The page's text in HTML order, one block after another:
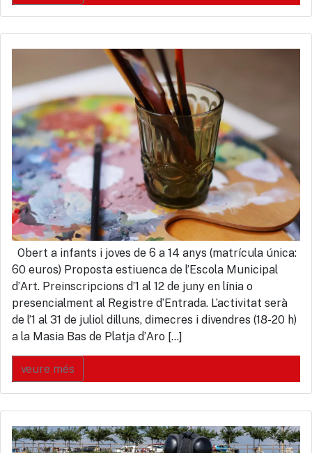
Obert a infants i joves de 6 a 14 anys (matrícula única:
60 euros) Proposta estiuenca de l’Escola Municipal
d’Art. Preinscripcions d’1 al 12 de juny en línia o
presencialment al Registre d’Entrada. L’activitat serà
de l’1 al 31 de juliol dilluns, dimecres i divendres (18-20 h)
a la Masia Bas de Platja d’Aro […]
veure més